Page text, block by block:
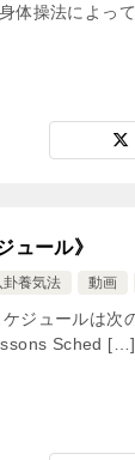
体操法によっ
ュール》
卦養気法 動画
ジュールは
Sched […]